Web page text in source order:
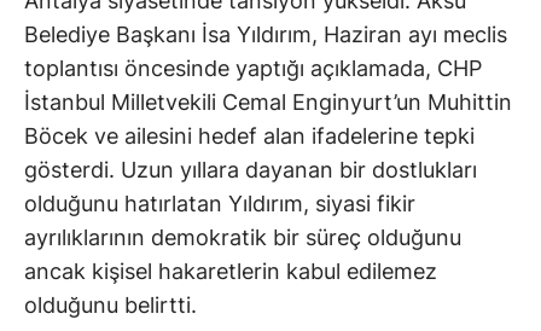
Belediye Başkanı İsa Yıldırım, Haziran ayı meclis
toplantısı öncesinde yaptığı açıklamada, CHP
İstanbul Milletvekili Cemal Enginyurt’un Muhittin
Böcek ve ailesini hedef alan ifadelerine tepki
gösterdi. Uzun yıllara dayanan bir dostlukları
olduğunu hatırlatan Yıldırım, siyasi fikir
ayrılıklarının demokratik bir süreç olduğunu
ancak kişisel hakaretlerin kabul edilemez
olduğunu belirtti.